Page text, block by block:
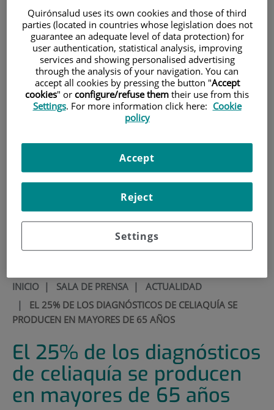
Pacientes y visitantes
Cartera de servicios
Teléfono de atención al usuario
900 301 013
INICIO| SALA DE PRENSA| ACTUALIDAD
| EL 25% DE LOS DIAGNÓSTICOS DE CELIAQUÍA SE
PRODUCEN EN MAYORES DE 65 AÑOS
El 25% de los diagnósticos
de celiaquía se producen
en mayores de 65 años
Quirónsalud uses its own cookies and those of third
parties (located in countries whose legislation does not
guarantee an adequate level of data protection) for
user authentication, statistical analysis, improving
services and showing personalised advertising
through the analysis of your navigation. You can
accept all cookies by pressing the button "Accept
cookies" or configure/refuse them their use from this
Settings. For more information click here: Cookie
policy
Settings
Reject
Accept